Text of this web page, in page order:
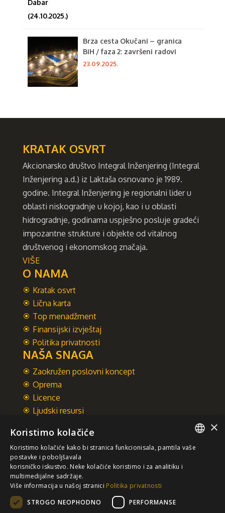
Brza cesta Okučani – granica
BiH / faza 2: završeni radovi
23.09.2025.
KRATAK OSVRT
Akcionarsko društvo Integral Inženjering (Integral
Inženjering a.d.) iz Laktaša osnovano je 1989.
godine. Integral Inženjering je regionalni lider u
oblasti niskogradnje u kojoj, kao i u oblasti
hidrogradnje, godinama uspješno posluje gradeći
impozantne strukture i objekte od vitalnog
društvenog i ekonomskog značaja.
VIŠE
O NAMA
Kratak osvrt
Lična karta
Top menadžment
Finansijski izvještaj
Politika privatnosti
NAŠA SNAGA
Zaokružen poslovni koncept
Oprema
Licence
Ljudski resursi
INTEGRAL INŽENJERING A.D.
Omladinska 44, 78250 Laktaši
+387 (0)51 337 401
+387 (0)51 337 491
iicbl@integragrupa.com
www.integral.ba
×
Koristimo kolačiće
Koristimo kolačiće kako bi stranica funkcionisala, pamtila vaše
postavke i poboljšavala
korisničko iskustvo. Neke kolačiće koristimo i za analitiku i
multimedijalne sadržaje.
Više informacija u našoj stranici Politika privatnosti
STROGO NEOPHODNO
PERFORMANSE